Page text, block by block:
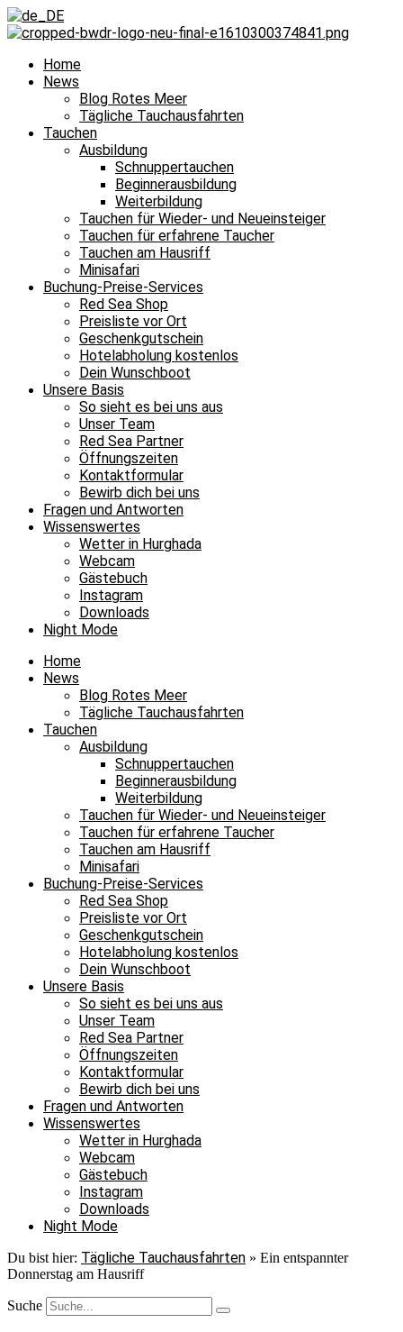
Home
News
Blog Rotes Meer
Tägliche Tauchausfahrten
Tauchen
Ausbildung
Schnuppertauchen
Beginnerausbildung
Weiterbildung
Tauchen für Wieder- und Neueinsteiger
Tauchen für erfahrene Taucher
Tauchen am Hausriff
Minisafari
Buchung-Preise-Services
Red Sea Shop
Preisliste vor Ort
Geschenkgutschein
Hotelabholung kostenlos
Dein Wunschboot
Unsere Basis
So sieht es bei uns aus
Unser Team
Red Sea Partner
Öffnungszeiten
Kontaktformular
Bewirb dich bei uns
Fragen und Antworten
Wissenswertes
Wetter in Hurghada
Webcam
Gästebuch
Instagram
Downloads
Night Mode
Home
News
Blog Rotes Meer
Tägliche Tauchausfahrten
Tauchen
Ausbildung
Schnuppertauchen
Beginnerausbildung
Weiterbildung
Tauchen für Wieder- und Neueinsteiger
Tauchen für erfahrene Taucher
Tauchen am Hausriff
Minisafari
Buchung-Preise-Services
Red Sea Shop
Preisliste vor Ort
Geschenkgutschein
Hotelabholung kostenlos
Dein Wunschboot
Unsere Basis
So sieht es bei uns aus
Unser Team
Red Sea Partner
Öffnungszeiten
Kontaktformular
Bewirb dich bei uns
Fragen und Antworten
Wissenswertes
Wetter in Hurghada
Webcam
Gästebuch
Instagram
Downloads
Night Mode
Du bist hier: Tägliche Tauchausfahrten » Ein entspannter
Donnerstag am Hausriff
Suche